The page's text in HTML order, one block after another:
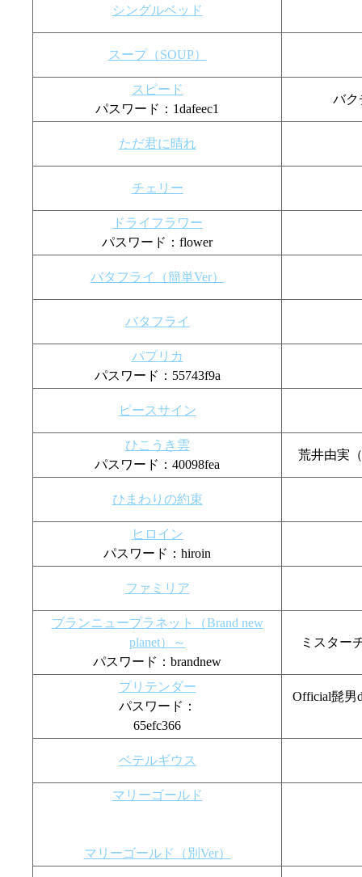
シングルベッド
スープ（SOUP）
スピード
パスワード：1dafeec1
バク
ただ君に晴れ
チェリー
ドライフラワー
パスワード：flower
バタフライ（簡単Ver）
バタフライ
パプリカ
パスワード：55743f9a
ピースサイン
ひこうき雲
パスワード：40098fea
荒井由実
ひまわりの約束
ヒロイン
パスワード：hiroin
ファミリア
ブランニュープラネット（Brand new
planet）～
パスワード：brandnew
ミスター
プリテンダー
パスワード：
65efc366
Official髭男
ベテルギウス
マリーゴールド
マリーゴールド（別Ver）